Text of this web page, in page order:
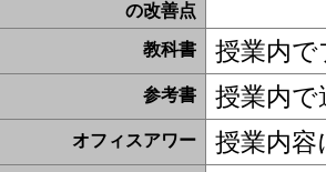
の改善点
教科書 授業内
参考書 授業内で
オフィスアワー 授業内